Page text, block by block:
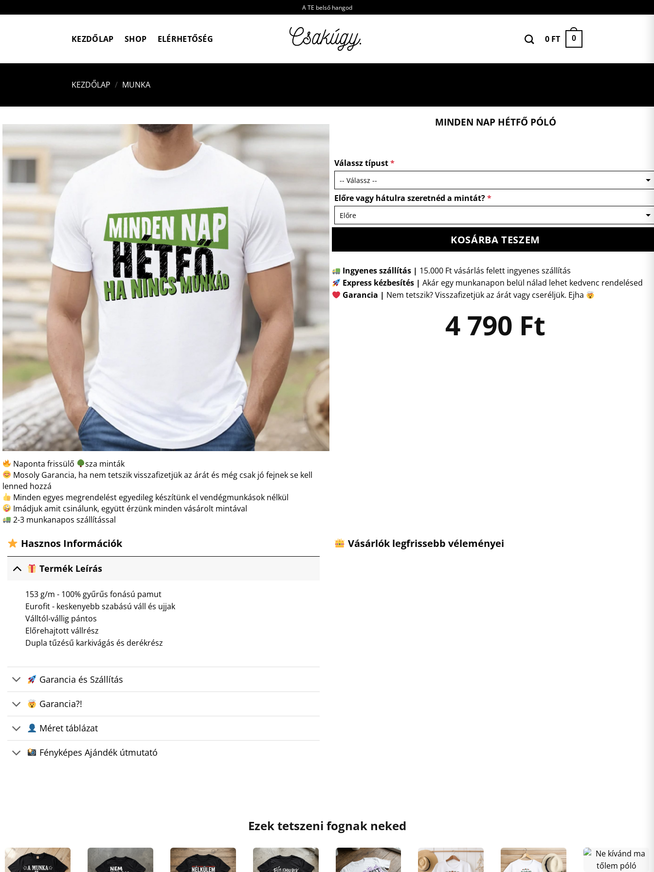
to
A TE belső hangod
KEZDŐLAP SHOP ELÉRHETŐSÉG 0 FT 0
KEZDŐLAP / MUNKA
Naponta frissülő
sza minták
Mosoly Garancia, ha nem tetszik visszafizetjük az árát és még csak jó fejnek se kell
lenned hozzá
Minden egyes megrendelést egyedileg készítünk el vendégmunkások nélkül
Imádjuk amit csinálunk, együtt érzünk minden vásárolt mintával
2-3 munkanapos szállítással
MINDEN NAP HÉTFŐ PÓLÓ
Válassz típust*
Előre vagy hátulra szeretnéd a mintát?*
KOSÁRBA TESZEM
Ingyenes szállítás | 15.000 Ft vásárlás felett ingyenes szállítás
Express kézbesítés | Akár egy munkanapon belül nálad lehet kedvenc rendelésed
Garancia | Nem tetszik? Visszafizetjük az árát vagy cseréljük. Ejha
4 790 Ft
Hasznos Információk
Termék Leírás
153 g/m - 100% gyűrűs fonású pamut
Eurofit - keskenyebb szabású váll és ujjak
Válltól-vállig pántos
Előrehajtott vállrész
Dupla tűzésű karkivágás és derékrész
Garancia és Szállítás
Garancia?!
Méret táblázat
Fényképes Ajándék útmutató
Vásárlók legfrissebb véleményei
Ezek tetszeni fognak neked